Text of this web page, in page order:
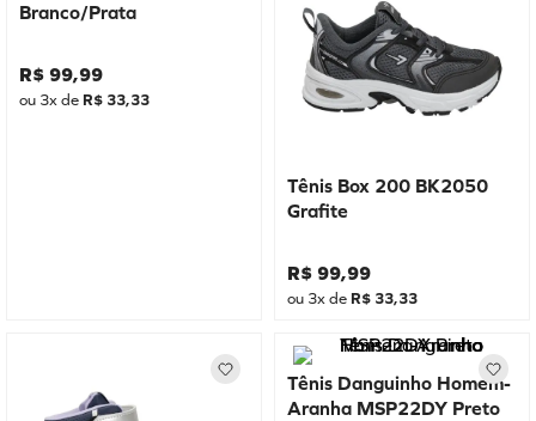
Branco/Prata
R$ 99,99
ou 3x de R$ 33,33
Tênis Box 200 BK2050
Grafite
R$ 99,99
ou 3x de R$ 33,33
Tênis Danguinho Homem-
Aranha MSP22DY Preto